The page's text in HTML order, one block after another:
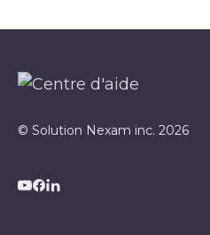
© Solution Nexam inc. 2026